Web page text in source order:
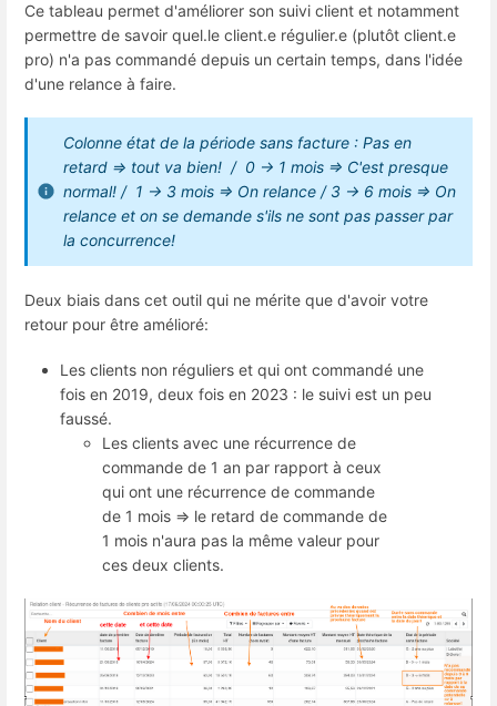
Ce tableau permet d'améliorer son suivi client et notamment
permettre de savoir quel.le client.e régulier.e (plutôt client.e
pro) n'a pas commandé depuis un certain temps, dans l'idée
d'une relance à faire.
Colonne état de la période sans facture : Pas en
retard => tout va bien! / 0 -> 1 mois => C'est presque
normal! / 1 -> 3 mois => On relance / 3 -> 6 mois => On
relance et on se demande s'ils ne sont pas passer par
la concurrence!
Deux biais dans cet outil qui ne mérite que d'avoir votre
retour pour être amélioré:
Les clients non réguliers et qui ont commandé une
fois en 2019, deux fois en 2023 : le suivi est un peu
faussé.
Les clients avec une récurrence de
commande de 1 an par rapport à ceux
qui ont une récurrence de commande
de 1 mois => le retard de commande de
1 mois n'aura pas la même valeur pour
ces deux clients.